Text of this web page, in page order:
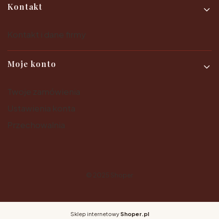
Kontakt
Moje konto
Sklep internetowy Shoper.pl